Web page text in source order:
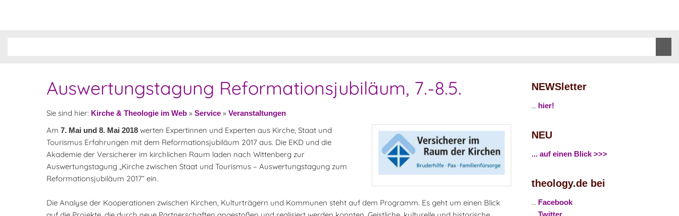
Auswertungstagung Reformationsjubiläum, 7.-8.5.
Sie sind hier: Kirche & Theologie im Web » Service » Veranstaltungen
Am 7. Mai und 8. Mai 2018 werten Expertinnen und Experten aus Kirche, Staat und
Tourismus Erfahrungen mit dem Reformationsjubiläum 2017 aus. Die EKD und die
Akademie der Versicherer im kirchlichen Raum laden nach Wittenberg zur
Auswertungstagung „Kirche zwischen Staat und Tourismus – Auswertungstagung zum
Reformationsjubiläum 2017“ ein.
Die Analyse der Kooperationen zwischen Kirchen, Kulturträgern und Kommunen steht auf dem Programm. Es geht um einen Blick
NEWSletter
... hier!
NEU
... auf einen Blick >>>
theology.de bei
... Facebook
Twitter